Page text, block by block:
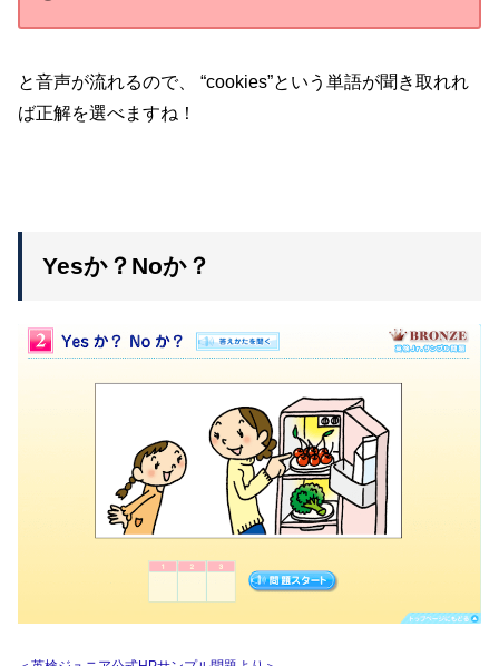
と音声が流れるので、 “cookies”という単語が聞き取れれ
ば正解を選べますね！
Yesか？Noか？